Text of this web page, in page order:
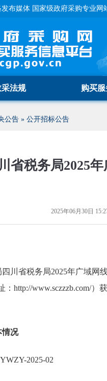
布媒体 国家级政府采购专业网
采法规 购买
公告 » 公开招标公告
省税务局2025
2025年06月30日
四川省税务局2025年广域网
：http://www.sczzzb.com/
情况
2025-02